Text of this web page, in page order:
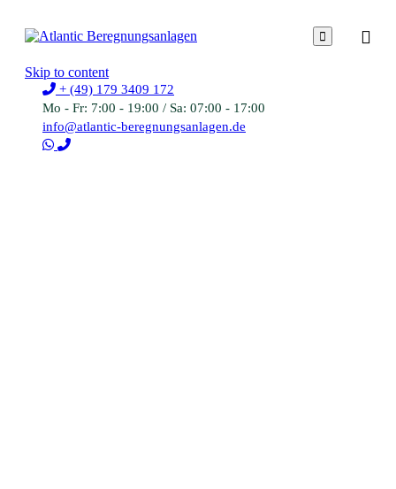

Skip to content
+ (49) 179 3409 172
Mo - Fr: 7:00 - 19:00 / Sa: 07:00 - 17:00
info@atlantic-beregnungsanlagen.de